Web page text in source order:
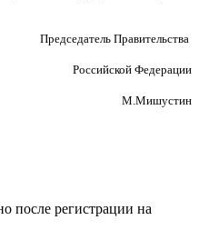
Председатель Правительства
Российской Федерации
М.Мишустин
после регистрации на